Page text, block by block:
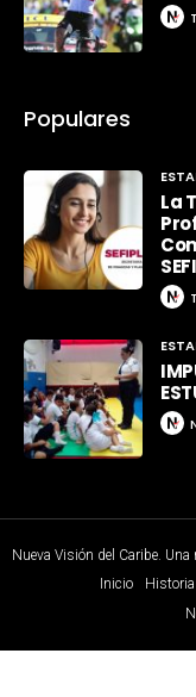
Populares
La
Nueva Visión del Caribe.
Inicio
Historia